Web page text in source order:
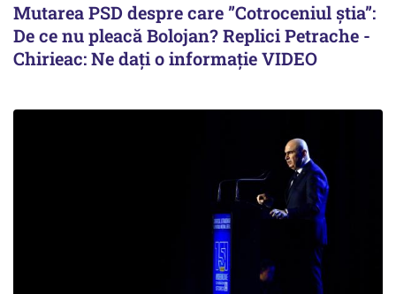
Mutarea PSD despre care ”Cotroceniul știa”:
De ce nu pleacă Bolojan? Replici Petrache -
Chirieac: Ne dați o informație VIDEO